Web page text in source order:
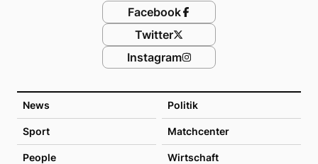
News Politik
Sport Matchcenter
People Wirtschaft
Facebook
Twitter
Instagram